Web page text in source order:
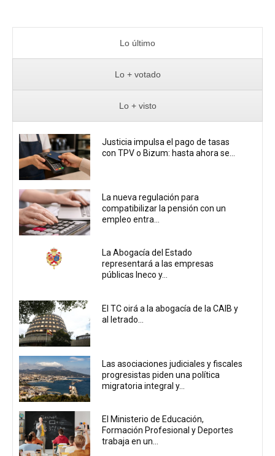
Lo último
Lo + votado
Lo + visto
Justicia impulsa el pago de tasas
con TPV o Bizum: hasta ahora se...
La nueva regulación para
compatibilizar la pensión con un
empleo entra...
La Abogacía del Estado
representará a las empresas
públicas Ineco y...
El TC oirá a la abogacía de la CAIB y
al letrado...
Las asociaciones judiciales y fiscales
progresistas piden una política
migratoria integral y...
El Ministerio de Educación,
Formación Profesional y Deportes
trabaja en un...